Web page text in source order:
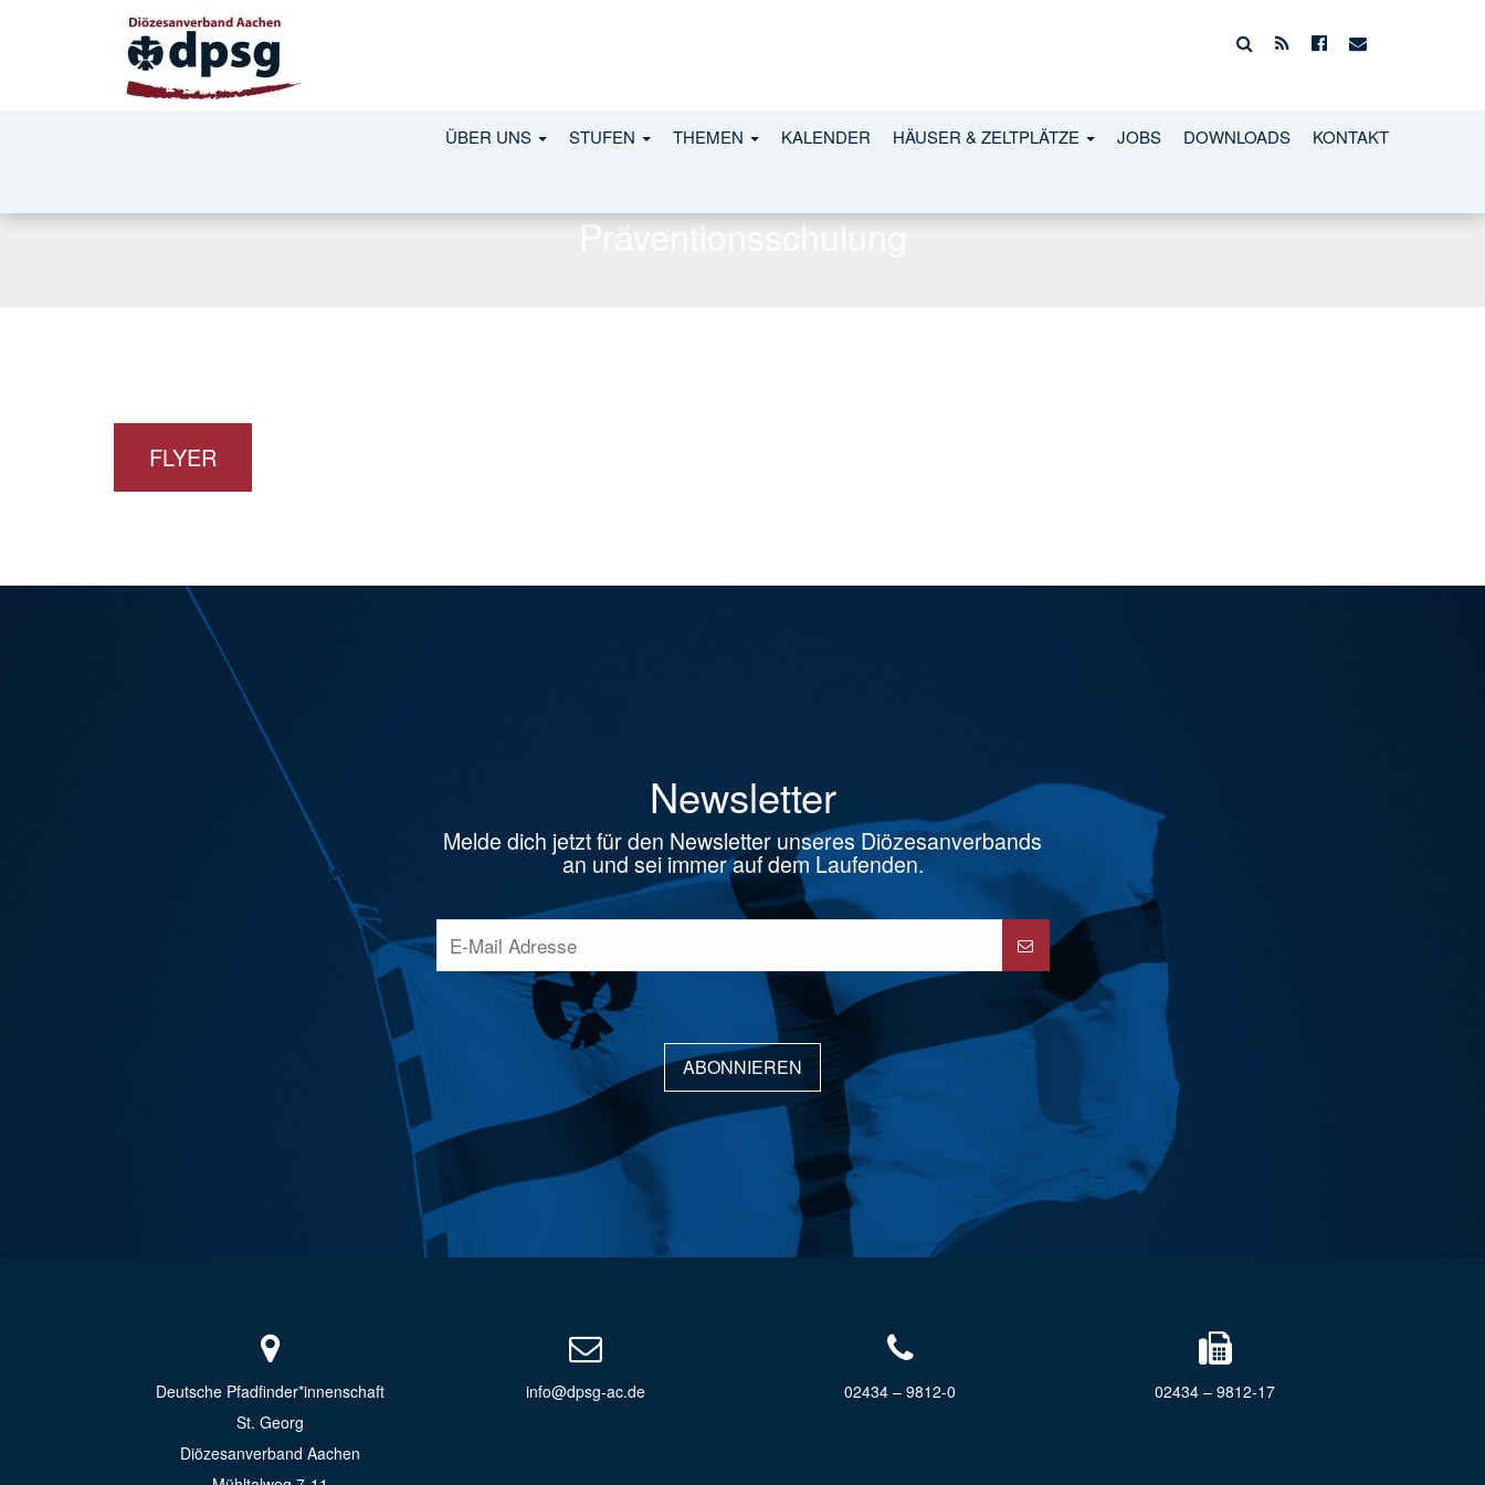
ÜBER UNS STUFEN THEMEN KALENDER HÄUSER & ZELTPLÄTZE JOBS DOWNLOADS KONTAKT
Präventionsschulung
FLYER
Newsletter
Melde dich jetzt für den Newsletter unseres Diözesanverbands
an und sei immer auf dem Laufenden.
ABONNIEREN
Deutsche Pfadfinder*innenschaft
St. Georg
Diözesanverband Aachen
info@dpsg-ac.de 02434 – 9812-0 02434 – 9812-17